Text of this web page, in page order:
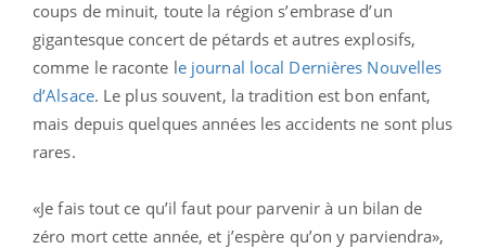
coups de minuit, toute la région s’embrase d’un
gigantesque concert de pétards et autres explosifs,
comme le raconte le journal local Dernières Nouvelles
d’Alsace. Le plus souvent, la tradition est bon enfant,
mais depuis quelques années les accidents ne sont plus
rares.
«Je fais tout ce qu’il faut pour parvenir à un bilan de
zéro mort cette année, et j’espère qu’on y parviendra»,